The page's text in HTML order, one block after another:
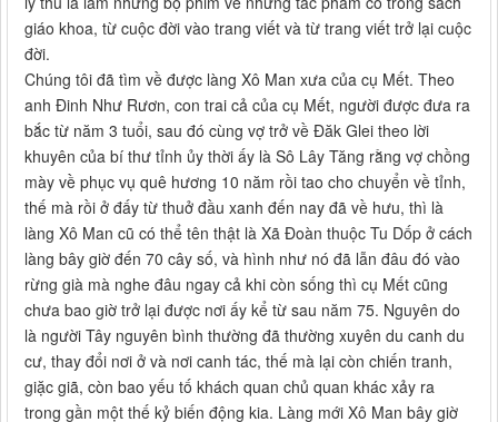
giáo khoa, từ cuộc đời vào trang viết và từ trang viết trở lại cuộc
đời.
Chúng tôi đã tìm về được làng Xô Man xưa của cụ Mết. Theo
anh Đinh Như Rươn, con trai cả của cụ Mết, người được đưa ra
bắc từ năm 3 tuổi, sau đó cùng vợ trở về Đăk Glei theo lời
khuyên của bí thư tỉnh ủy thời ấy là Sô Lây Tăng rằng vợ chồng
mày về phục vụ quê hương 10 năm rồi tao cho chuyển về tỉnh,
thế mà rồi ở đấy từ thuở đầu xanh đến nay đã về hưu, thì là
làng Xô Man cũ có thể tên thật là Xã Đoàn thuộc Tu Dốp ở cách
làng bây giờ đến 70 cây số, và hình như nó đã lẫn đâu đó vào
rừng già mà nghe đâu ngay cả khi còn sống thì cụ Mết cũng
chưa bao giờ trở lại được nơi ấy kể từ sau năm 75. Nguyên do
là người Tây nguyên bình thường đã thường xuyên du canh du
cư, thay đổi nơi ở và nơi canh tác, thế mà lại còn chiến tranh,
giặc giã, còn bao yếu tố khách quan chủ quan khác xảy ra
trong gần một thế kỷ biến động kia. Làng mới Xô Man bây giờ